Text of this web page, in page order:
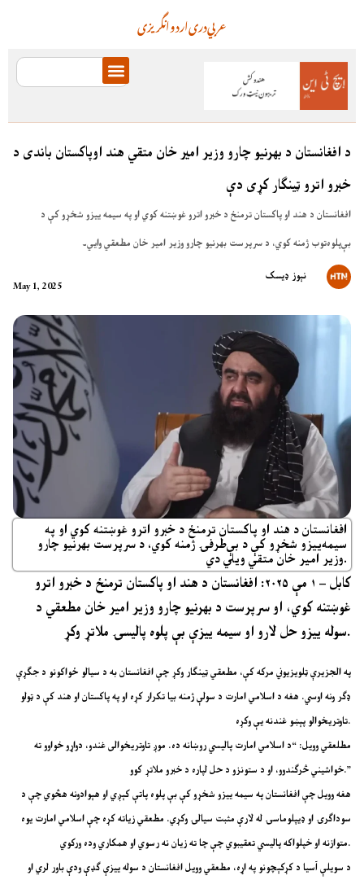
انگریزیاردودریعربي
د افغانستان د بهرنیو چارو وزیر امير خان متقي هند اوپاکستان باندی د
خبرو اترو ټينګار کړی دې
افغانستان د هند او پاکستان ترمنځ د خبرو اترو غوښتنه کوي او په سیمه ییزو شخړو کې د
بې‌پلوه‌توب ژمنه کوي، د سرپرست بهرنیو چارو وزیر امیر خان مطعقي وایي۔
May 1, 2025
نېوز ډیسک
افغانستان د هند او پاکستان ترمنځ د خبرو اترو غوښتنه کوي او په
سیمه‌ییزو شخړو کې د بې‌طرفۍ ژمنه کوي، د سرپرست بهرنیو چارو
وزیر امیر خان متقي ویلي دي.
کابل – ۱ مې ۲۰۲۵: افغانستان د هند او پاکستان ترمنځ د خبرو اترو
غوښتنه کوي، او سرپرست د بهرنیو چارو وزیر امیر خان مطعقي د
سوله ییزو حل لارو او سیمه ییزې بې پلوه پالیسۍ ملاتړ وکړ.
په الجزیرې ټلویزیوني مرکه کې، مطعقي ټینګار وکړ چې افغانستان به د سیالو ځواکونو د جګړې
ډګر ونه اوسي. هغه د اسلامي امارت د سولې ژمنه بیا تکرار کړه او په پاکستان او هند کې د ټولو
تاوتریخوالو پېښو غندنه یې وکړه.
مطلعقي وویل: “د اسلامي امارت پالیسي روښانه ده. موږ تاوتریخوالی غندو، دواړو خواوو ته
خواشیني څرګندوو، او د ستونزو د حل لپاره د خبرو ملاتړ کوو.”
هغه وویل چې افغانستان په سیمه ییزو شخړو کې بې پلوه پاتې کېږي او هېوادونه هڅوي چې د
سوداګرۍ او ډیپلوماسۍ له لارې مثبت سیالۍ وکړي. مطعقي زیاته کړه چې اسلامي امارت یوه
متوازنه او خپلواکه پالیسي تعقیبوي چې چا ته زیان نه رسوي او همکاري وده ورکوي.
د سویلې آسیا د کړکېچونو په اړه، مطعقي وویل افغانستان د سوله ییزې ګډې ودې باور لري او